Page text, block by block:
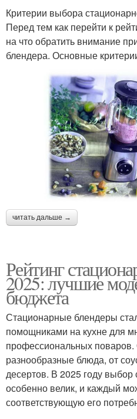
Критерии выбора
Перед тем как перейти к
на что обратить внимание
блендера. Основные
читать дальше →
Рейтинг
2025: лучшие
бюджета
Стационарные блендеры
помощниками на кухне для
профессиональных поваров.
разнообразные блюда, от
десертов. В 2025 году
особенно велик, и каждый
соответствующую его